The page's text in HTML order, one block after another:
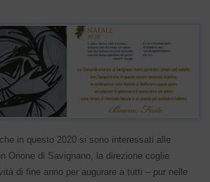
in questo 2020 si sono interessati alle
Orione di Savignano, la direzione coglie
di fine anno per augurare a tutti – pur nelle